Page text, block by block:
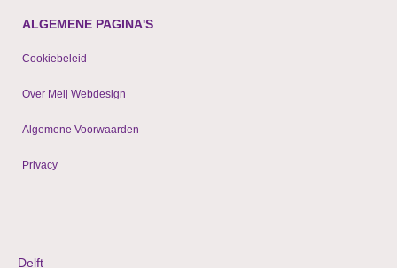
ALGEMENE PAGINA'S
Cookiebeleid
Over Meij Webdesign
Algemene Voorwaarden
Privacy
Delft